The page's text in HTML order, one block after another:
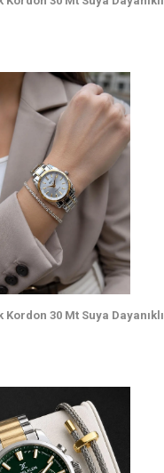
Kol Saati + Bileklik
30 Mt Suya Dayanıklı
Kol Saati + Bileklik